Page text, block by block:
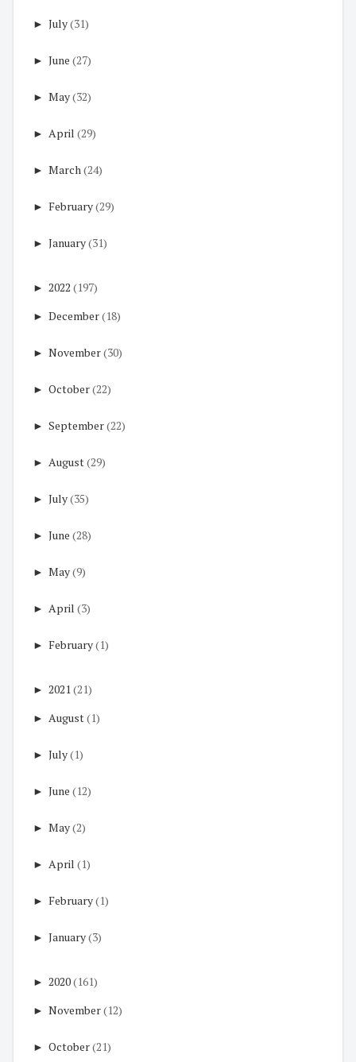
► July(31)
► June (27)
► May(32)
► April (29)
► March (24)
► February(29)
► January(31)
► 2022 (197)
► December(18)
► November(30)
► October(22)
► September(22)
► August(29)
► July(35)
► June (28)
► May(9)
► April (3)
► February(1)
► 2021(21)
► August(1)
► July(1)
► June (12)
► May(2)
► April (1)
► February(1)
► January(3)
► 2020(161)
► November(12)
► October(21)